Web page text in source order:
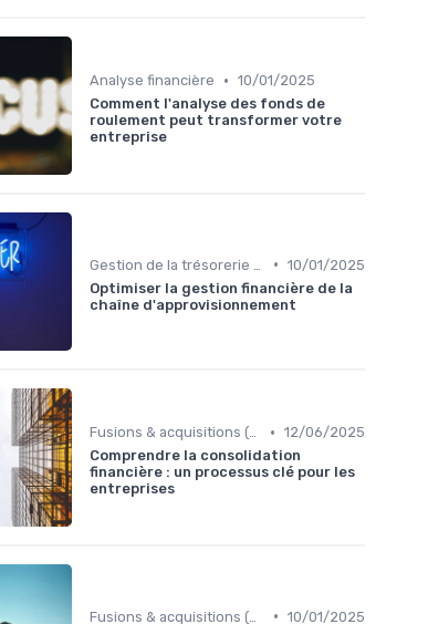
Analyse financière • 10/01/2025
Comment l'analyse des fonds de
roulement peut transformer votre
entreprise
• 10/01/2025
Optimiser la gestion financière de la
chaîne d'approvisionnement
Fusions & acquisitions (M&A) • 12/06/2025
Comprendre la consolidation
financière : un processus clé pour les
entreprises
• 10/01/2025